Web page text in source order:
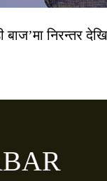
बाज’मा निरन्तर